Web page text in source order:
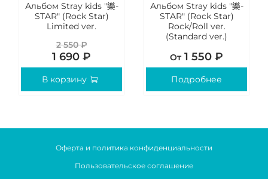
Альбом Stray kids "樂-
STAR" (Rock Star)
Limited ver.
2 550 ₽
1 690 ₽
В корзину
Альбом Stray kids "樂-
STAR" (Rock Star)
Rock/Roll ver.
(Standard ver.)
От 1 550 ₽
Подробнее
Оферта и политика конфиденциальности
Пользовательское соглашение